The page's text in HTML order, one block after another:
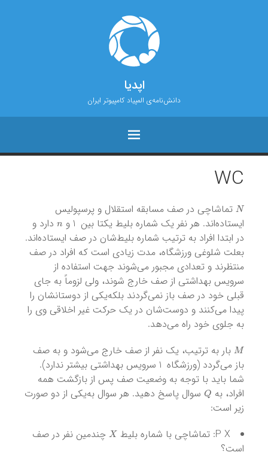
اپدیا
دانش‌نامه‌ی المپیاد کامپیوتر ایران
WC
N تماشاچی در صف مسابقه استقلال و پرسپولیس
ایستاده‌اند. هر نفر یک شماره بلیط یکتا بین 1 و nدارد و
در ابتدا افراد به ترتیب شماره بلیط‌شان در صف ایستاده‌اند.
بعلت شلوغی ورزشگاه، مدت زیادی است که افراد در صف
منتظرند و تعدادی مجبور می‌شوند جهت استفاده از
سرویس بهداشتی از صف خارج شوند، ولی لزوماً به جای
قبلی خود در صف باز نمی‌گردند بلکه‌یکی از دوستانشان را
پیدا می‌کنند و دوست‌شان در یک حرکت غیر اخلاقی وی را
به جلوی خود راه می‌دهد.
Mبار به ترتیب، یک نفر از صف خارج می‌شود و به صف
باز می‌گردد (ورزشگاه 1 سرویس بهداشتی بیشتر ندارد).
شما باید با توجه به وضعیت صف پس از بازگشت همه
افراد، به Qسوال پاسخ دهید. هر سوال به‌یکی از دو صورت
زیر است:
P X: تماشاچی با شماره بلیط
Xچندمین نفر در صف
است؟